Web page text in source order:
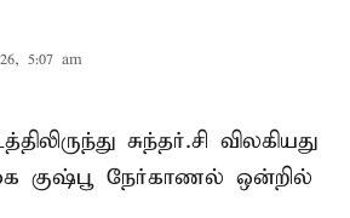
5:07 am
சுந்தர்.சி விலகியது
குஷ்பூ நேர்காணல் ஒன்றில்